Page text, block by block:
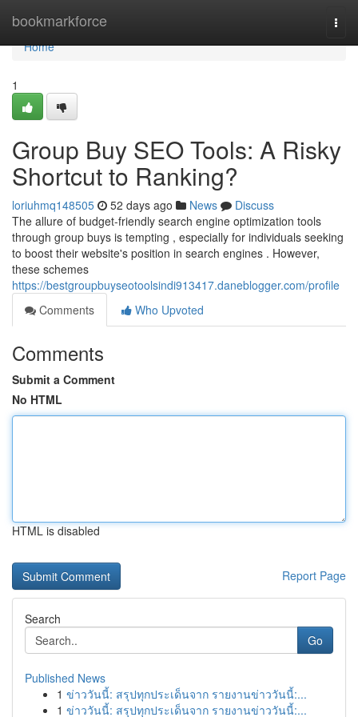
bookmarkforce
Home
Home
1
Group Buy SEO Tools: A Risky
Shortcut to Ranking?
loriuhmq148505 52 days ago News
Discuss
The allure of budget-friendly search engine optimization tools
through group buys is tempting , especially for individuals seeking
to boost their website's position in search engines . However,
these schemes
https://bestgroupbuyseotoolsindi913417.daneblogger.com/profile
Comments
Who Upvoted
Comments
Submit a Comment
No HTML
HTML is disabled
Report Page
Search
Go
Published News
1 ข่าววันนี้: สรุปทุกประเด็นจาก รายงานข่าววันนี้:...
1 ข่าววันนี้: สรุปทุกประเด็นจาก รายงานข่าววันนี้:...